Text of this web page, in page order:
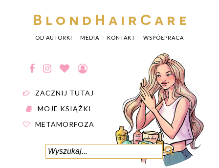
BlondHairCare
OD AUTORKI MEDIA KONTAKT WSPÓŁPRACA
ZACZNIJ TUTAJ
MOJE KSIĄŻKI
METAMORFOZA